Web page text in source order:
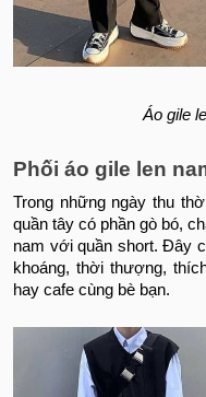
Áo gile
Phối áo gile len
Trong những ngày thu
quần tây có phần gò bó,
nam với quần short. Đây
khoáng, thời thượng,
hay cafe cùng bè bạn.